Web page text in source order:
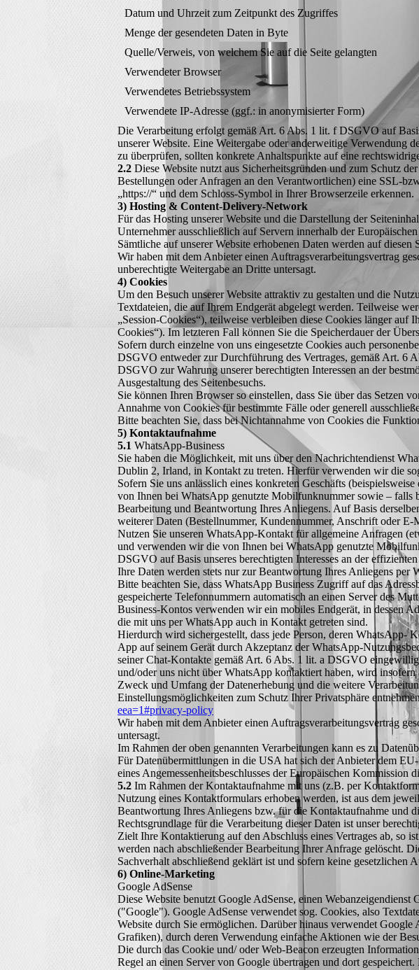
Datum und Uhrzeit zum Zeitpunkt des Zugriffes
Menge der gesendeten Daten in Byte
Quelle/Verweis, von welchem Sie auf die Seite gelangten
Verwendeter Browser
Verwendetes Betriebssystem
Verwendete IP-Adresse (ggf.: in anonymisierter Form)
Die Verarbeitung erfolgt gemäß Art. 6 Abs. 1 lit. f DSGVO auf
unserer Website. Eine Weitergabe oder anderweitige Verwendung
zu überprüfen, sollten konkrete Anhaltspunkte auf eine
2.2 Diese Website nutzt aus Sicherheitsgründen und zum Schutz
Bestellungen oder Anfragen an den Verantwortlichen) eine SSL-
„https://“ und dem Schloss-Symbol in Ihrer Browserzeile erkennen.
3) Hosting & Content-Delivery-Network
Für das Hosting unserer Website und die Darstellung der
Unternehmer ausschließlich auf Servern innerhalb der
Sämtliche auf unserer Website erhobenen Daten werden auf diesen
Wir haben mit dem Anbieter einen Auftragsverarbeitungsvertrag
unberechtigte Weitergabe an Dritte untersagt.
4) Cookies
Um den Besuch unserer Website attraktiv zu gestalten und die
Textdateien, die auf Ihrem Endgerät abgelegt werden. Teilweise
„Session-Cookies“), teilweise verbleiben diese Cookies länger auf
Cookies“). Im letzteren Fall können Sie die Speicherdauer der
Sofern durch einzelne von uns eingesetzte Cookies auch
DSGVO entweder zur Durchführung des Vertrages, gemäß Art.
DSGVO zur Wahrung unserer berechtigten Interessen an der
Ausgestaltung des Seitenbesuchs.
Sie können Ihren Browser so einstellen, dass Sie über das Setzen
Annahme von Cookies für bestimmte Fälle oder generell
Bitte beachten Sie, dass bei Nichtannahme von Cookies die
5) Kontaktaufnahme
5.1 WhatsApp-Business
Sie haben die Möglichkeit, mit uns über den Nachrichtendienst
Dublin 2, Irland, in Kontakt zu treten. Hierfür verwenden wir die
Sofern Sie uns anlässlich eines konkreten Geschäfts
von Ihnen bei WhatsApp genutzte Mobilfunknummer sowie –
Bearbeitung und Beantwortung Ihres Anliegens. Auf Basis
weiterer Daten (Bestellnummer, Kundennummer, Anschrift oder
Nutzen Sie unseren WhatsApp-Kontakt für allgemeine Anfragen
und verwenden wir die von Ihnen bei WhatsApp genutzte
DSGVO auf Basis unseres berechtigten Interesses an der
Ihre Daten werden stets nur zur Beantwortung Ihres Anliegens
Bitte beachten Sie, dass WhatsApp Business Zugriff auf das
gespeicherte Telefonnummern automatisch an einen Server des
Business-Kontos verwenden wir ein mobiles Endgerät, in dessen
die mit uns per WhatsApp auch in Kontakt getreten sind.
Hierdurch wird sichergestellt, dass jede Person, deren WhatsApp-
App auf seinem Gerät durch Akzeptanz der WhatsApp-
seiner Chat-Kontakte gemäß Art. 6 Abs. 1 lit. a DSGVO
und/oder uns nicht über WhatsApp kontaktiert haben, wird insofern
Zweck und Umfang der Datenerhebung und die weitere
Einstellungsmöglichkeiten zum Schutz Ihrer Privatsphäre
eea=1#privacy-policy
Wir haben mit dem Anbieter einen Auftragsverarbeitungsvertrag
untersagt.
Im Rahmen der oben genannten Verarbeitungen kann es zu
Für Datenübermittlungen in die USA hat sich der Anbieter dem
eines Angemessenheitsbeschlusses der Europäischen Kommission
5.2 Im Rahmen der Kontaktaufnahme mit uns (z.B. per
Nutzung eines Kontaktformulars erhoben werden, ist aus dem
Beantwortung Ihres Anliegens bzw. für die Kontaktaufnahme und
Rechtsgrundlage für die Verarbeitung dieser Daten ist unser
Zielt Ihre Kontaktierung auf den Abschluss eines Vertrages ab, so
werden nach abschließender Bearbeitung Ihrer Anfrage gelöscht.
Sachverhalt abschließend geklärt ist und sofern keine gesetzlichen
6) Online-Marketing
Google AdSense
Diese Website benutzt Google AdSense, einen
("Google"). Google AdSense verwendet sog. Cookies, also
Website durch Sie ermöglichen. Darüber hinaus verwendet
Grafiken), durch deren Verwendung einfache Aktionen wie der
Die durch das Cookie und/ oder Web-Beacon erzeugten
Regel an einen Server von Google übertragen und dort